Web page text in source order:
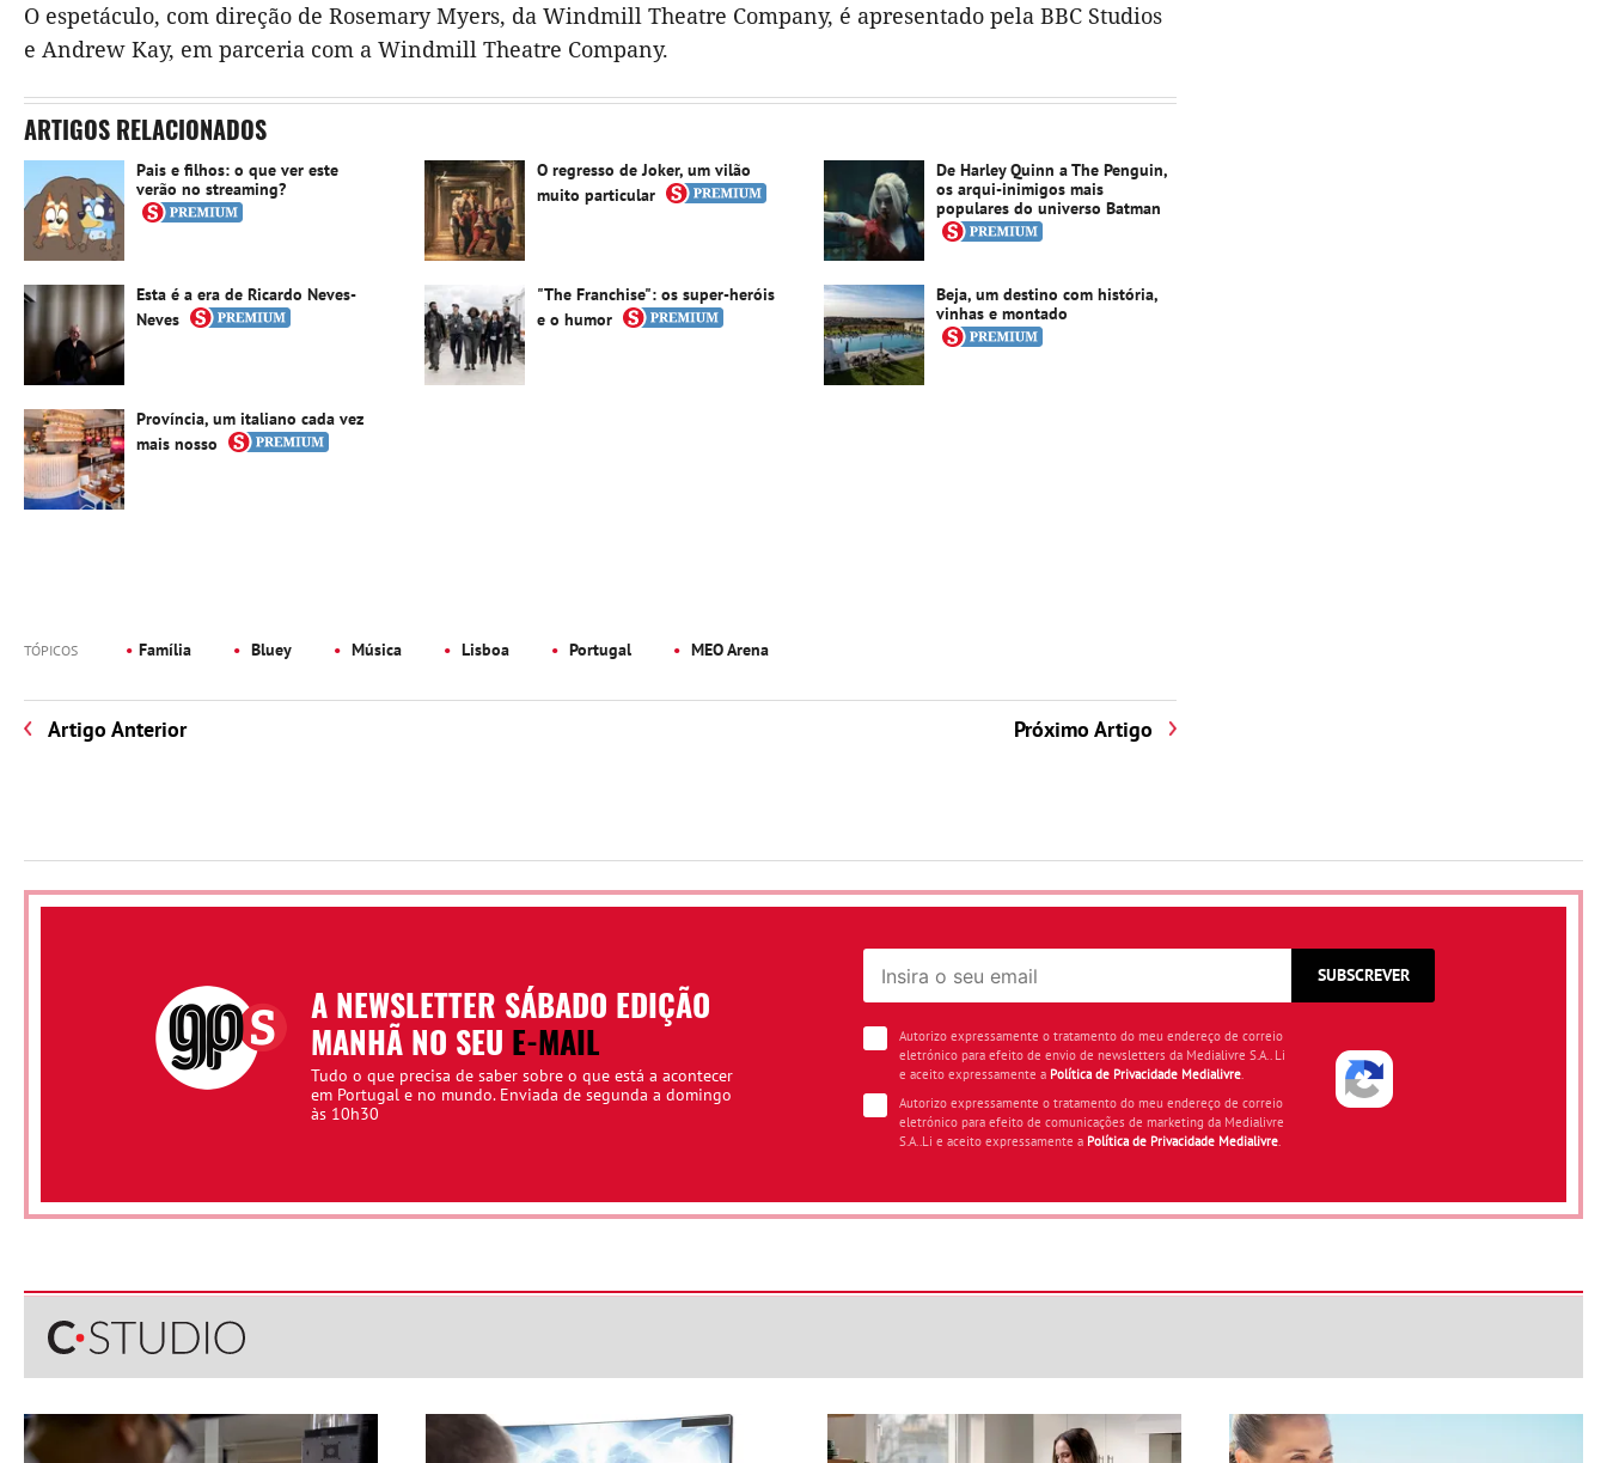
O espetáculo, com direção de Rosemary Myers, da Windmill Theatre Company, é apresentado pela BBC Studios
e Andrew Kay, em parceria com a Windmill Theatre Company.
ARTIGOS RELACIONADOS
Pais e filhos: o que ver este
verão no streaming?
O regresso de Joker, um vilão
muito particular
De Harley Quinn a The Penguin,
os arqui-inimigos mais
populares do universo Batman
Esta é a era de Ricardo Neves-
Neves
"The Franchise": os super-heróis
e o humor
Beja, um destino com história,
vinhas e montado
Província, um italiano cada vez
mais nosso
TÓPICOS Família Bluey Música Lisboa Portugal MEO Arena
Artigo Anterior Próximo Artigo
A NEWSLETTER SÁBADO EDIÇÃO
MANHÃ NO SEU E-MAIL
Tudo o que precisa de saber sobre o que está a acontecer
em Portugal e no mundo. Enviada de segunda a domingo
às 10h30
SUBSCREVER
Autorizo expressamente o tratamento do meu endereço de correio
eletrónico para efeito de envio de newsletters da Medialivre S.A.. Li
e aceito expressamente a Política de Privacidade Medialivre.
Autorizo expressamente o tratamento do meu endereço de correio
eletrónico para efeito de comunicações de marketing da Medialivre
S.A..Li e aceito expressamente a Política de Privacidade Medialivre.